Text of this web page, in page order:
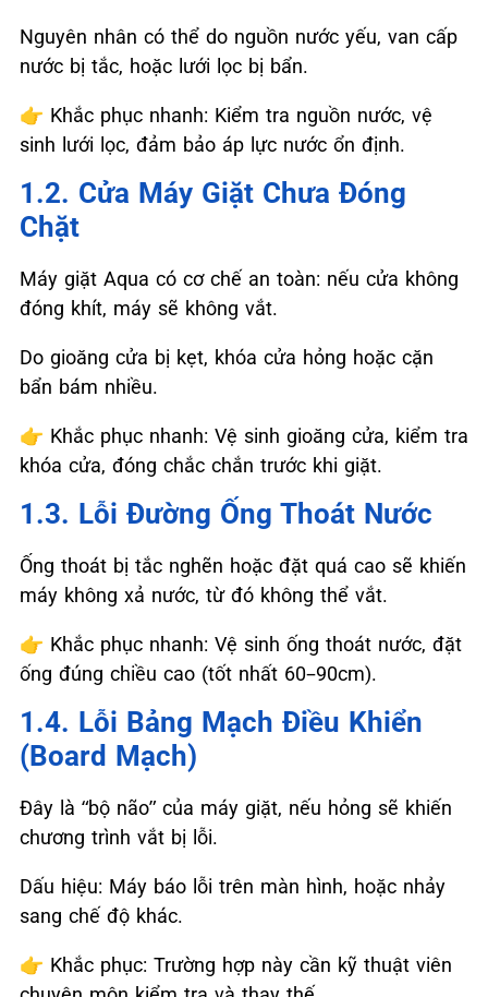
Nguyên nhân có thể do nguồn nước yếu, van cấp
nước bị tắc, hoặc lưới lọc bị bẩn.
👉 Khắc phục nhanh: Kiểm tra nguồn nước, vệ
sinh lưới lọc, đảm bảo áp lực nước ổn định.
1.2. Cửa Máy Giặt Chưa Đóng
Chặt
Máy giặt Aqua có cơ chế an toàn: nếu cửa không
đóng khít, máy sẽ không vắt.
Do gioăng cửa bị kẹt, khóa cửa hỏng hoặc cặn
bẩn bám nhiều.
👉 Khắc phục nhanh: Vệ sinh gioăng cửa, kiểm tra
khóa cửa, đóng chắc chắn trước khi giặt.
1.3. Lỗi Đường Ống Thoát Nước
Ống thoát bị tắc nghẽn hoặc đặt quá cao sẽ khiến
máy không xả nước, từ đó không thể vắt.
👉 Khắc phục nhanh: Vệ sinh ống thoát nước, đặt
ống đúng chiều cao (tốt nhất 60–90cm).
1.4. Lỗi Bảng Mạch Điều Khiển
(board Mạch)
Đây là “bộ não” của máy giặt, nếu hỏng sẽ khiến
chương trình vắt bị lỗi.
Dấu hiệu: Máy báo lỗi trên màn hình, hoặc nhảy
sang chế độ khác.
👉 Khắc phục: Trường hợp này cần kỹ thuật viên